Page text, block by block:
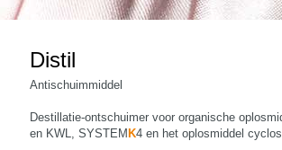
Distil
Antischuimmiddel
Destillatie-ontschuimer voor organische
en KWL, SYSTEM K4 en het oplosmiddel